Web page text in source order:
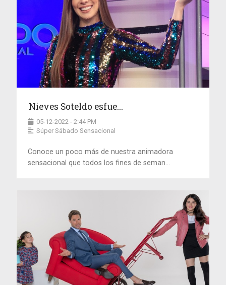
Nieves Soteldo esfue...
05-12-2022 - 2:44 PM
Súper Sábado Sensacional
Conoce un poco más de nuestra animadora
sensacional que todos los fines de seman...